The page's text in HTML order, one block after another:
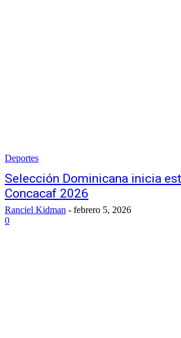
Deportes
Selección Dominicana inicia
Concacaf 2026
Ranciel Kidman - febrero 5, 2026
0